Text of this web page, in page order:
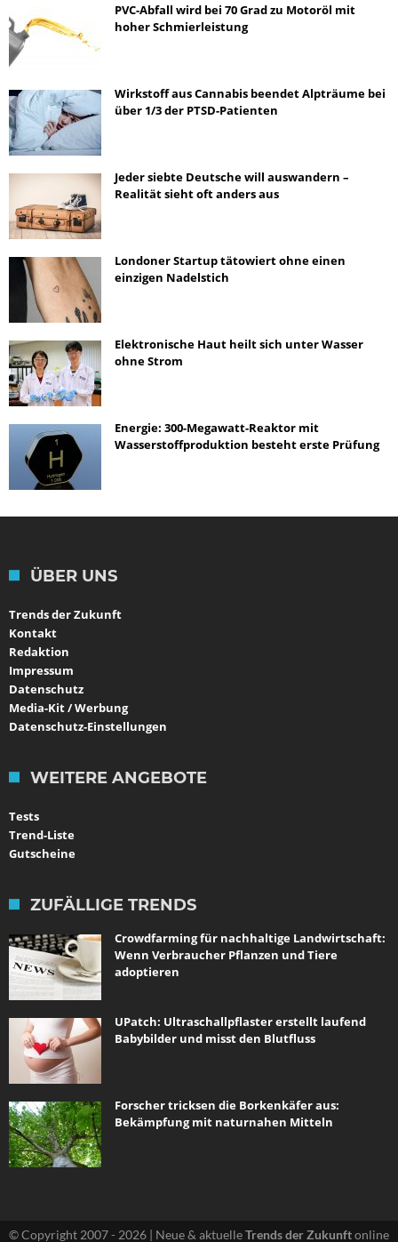
PVC-Abfall wird bei 70 Grad zu Motoröl mit
hoher Schmierleistung
Wirkstoff aus Cannabis beendet Alpträume bei
über 1/3 der PTSD-Patienten
Jeder siebte Deutsche will auswandern –
Realität sieht oft anders aus
Londoner Startup tätowiert ohne einen
einzigen Nadelstich
Elektronische Haut heilt sich unter Wasser
ohne Strom
Energie: 300-Megawatt-Reaktor mit
Wasserstoffproduktion besteht erste Prüfung
ÜBER UNS
Trends der Zukunft
Kontakt
Redaktion
Impressum
Datenschutz
Media-Kit / Werbung
Datenschutz-Einstellungen
WEITERE ANGEBOTE
Tests
Trend-Liste
Gutscheine
ZUFÄLLIGE TRENDS
Crowdfarming für nachhaltige Landwirtschaft:
Wenn Verbraucher Pflanzen und Tiere
adoptieren
UPatch: Ultraschallpflaster erstellt laufend
Babybilder und misst den Blutfluss
Forscher tricksen die Borkenkäfer aus:
Bekämpfung mit naturnahen Mitteln
© Copyright 2007 - 2026 | Neue & aktuelleTrends der Zukunftonline